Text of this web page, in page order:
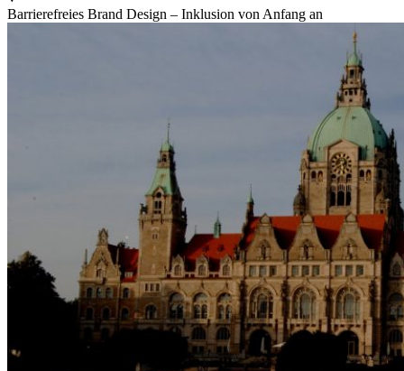
Barrierefreies Brand Design – Inklusion von Anfang an